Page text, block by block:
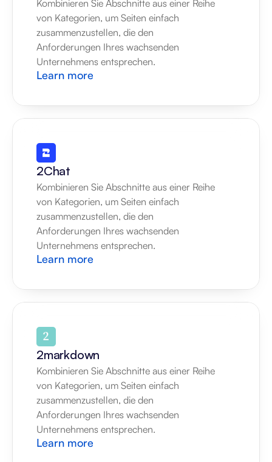
Kombinieren Sie Abschnitte aus einer Reihe
von Kategorien, um Seiten einfach
zusammenzustellen, die den
Anforderungen Ihres wachsenden
Unternehmens entsprechen.
Learn more
2Chat
Kombinieren Sie Abschnitte aus einer Reihe
von Kategorien, um Seiten einfach
zusammenzustellen, die den
Anforderungen Ihres wachsenden
Unternehmens entsprechen.
Learn more
2markdown
Kombinieren Sie Abschnitte aus einer Reihe
von Kategorien, um Seiten einfach
zusammenzustellen, die den
Anforderungen Ihres wachsenden
Unternehmens entsprechen.
Learn more